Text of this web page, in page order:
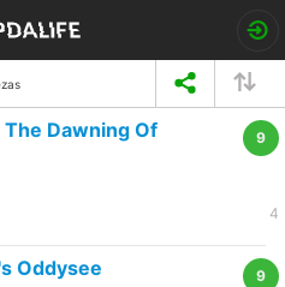
9
Dawning Of
4
9
Oddysee